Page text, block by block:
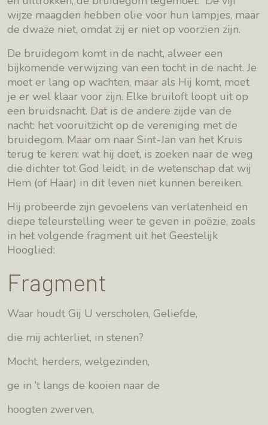
wijze maagden hebben olie voor hun lampjes, maar
de dwaze niet, omdat zij er niet op voorzien zijn.
De bruidegom komt in de nacht, alweer een
bijkomende verwijzing van een tocht in de nacht. Je
moet er lang op wachten, maar als Hij komt, moet
je er wel klaar voor zijn. Elke bruiloft loopt uit op
een bruidsnacht. Dat is de andere zijde van de
nacht: het vooruitzicht op de vereniging met de
bruidegom. Maar om naar Sint-Jan van het Kruis
terug te keren: wat hij doet, is zoeken naar de weg
die dichter tot God leidt, in de wetenschap dat wij
Hem (of Haar) in dit leven niet kunnen bereiken.
Hij probeerde zijn gevoelens van verlatenheid en
diepe teleurstelling weer te geven in poëzie, zoals
in het volgende fragment uit het Geestelijk
Hooglied:
Fragment
Waar houdt Gij U verscholen, Geliefde,
die mij achterliet, in stenen?
Mocht, herders, welgezinden,
ge in ’t langs de kooien naar de
hoogten zwerven,